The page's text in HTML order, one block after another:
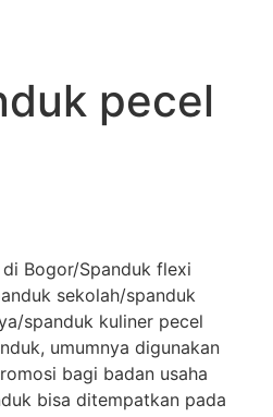
pecel
Bogor/Spanduk flexi
sekolah/spanduk
spanduk kuliner pecel
umumnya digunakan
bagi badan usaha
bisa ditempatkan pada